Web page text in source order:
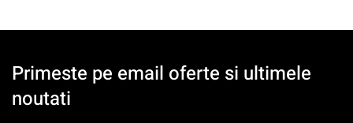
Primeste pe email oferte si ultimele
noutati